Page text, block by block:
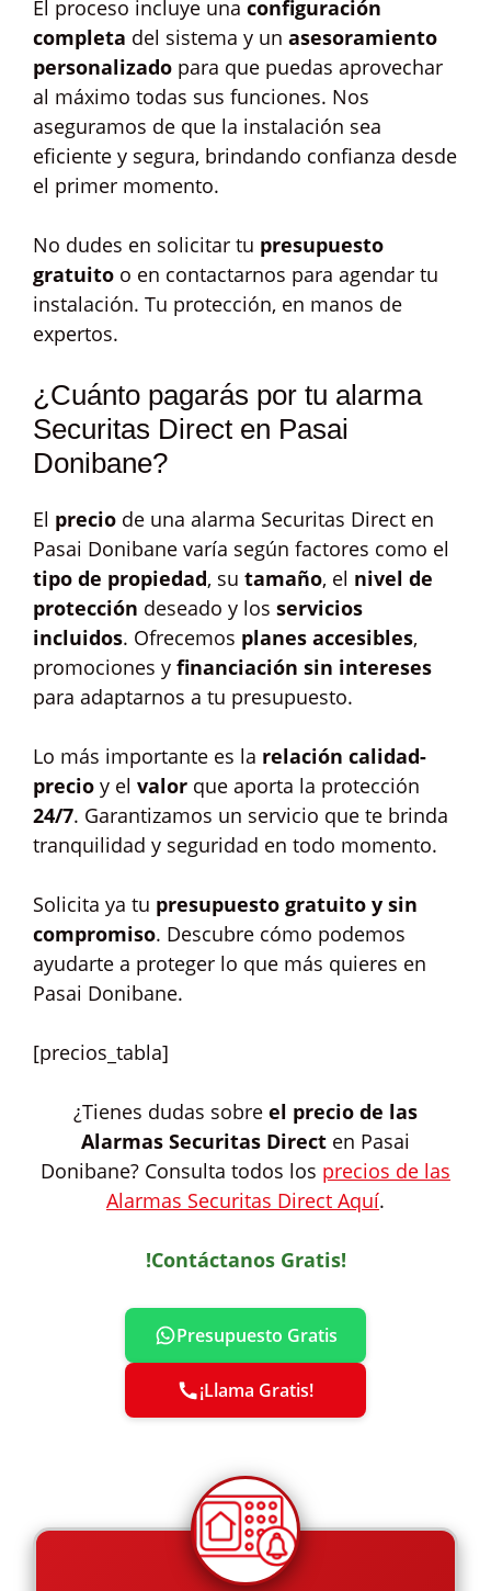
El proceso incluye una configuración
completa del sistema y un asesoramiento
personalizado para que puedas aprovechar
al máximo todas sus funciones. Nos
aseguramos de que la instalación sea
eficiente y segura, brindando confianza desde
el primer momento.
No dudes en solicitar tu presupuesto
gratuito o en contactarnos para agendar tu
instalación. Tu protección, en manos de
expertos.
¿Cuánto pagarás por tu alarma
Securitas Direct en Pasai
Donibane?
El precio de una alarma Securitas Direct en
Pasai Donibane varía según factores como el
tipo de propiedad, su tamaño, el nivel de
protección deseado y los servicios
incluidos. Ofrecemos planes accesibles,
promociones y financiación sin intereses
para adaptarnos a tu presupuesto.
Lo más importante es la relación calidad-
precio y el valor que aporta la protección
24/7. Garantizamos un servicio que te brinda
tranquilidad y seguridad en todo momento.
Solicita ya tu presupuesto gratuito y sin
compromiso. Descubre cómo podemos
ayudarte a proteger lo que más quieres en
Pasai Donibane.
[precios_tabla]
¿Tienes dudas sobre el precio de las
Alarmas Securitas Direct en Pasai
Donibane? Consulta todos los precios de las
Alarmas Securitas Direct Aquí.
!Contáctanos Gratis!
Presupuesto Gratis
¡Llama Gratis!